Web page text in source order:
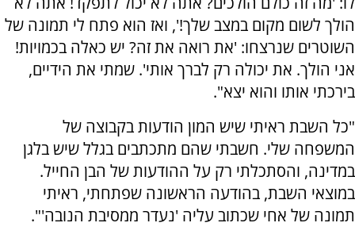
הולך לשום מקום במצב שלך!', ואז הוא פתח לי תמונה של
השוטרים שנרצחו: 'את רואה את זה? יש כאלה בכמויות!
אני הולך. את יכולה רק לברך אותי'. שמתי את הידיים,
בירכתי אותו והוא יצא".
"כל השבת ראיתי שיש המון הודעות בקבוצה של
המשפחה שלי. חשבתי שהם מתכתבים בגלל שיש בלגן
במדינה, והסתכלתי רק על ההודעות של הבן החייל.
במוצאי השבת, בהודעה הראשונה שפתחתי, ראיתי
תמונה של אחי שכתוב עליה 'נעדר ממסיבת הנובה'".